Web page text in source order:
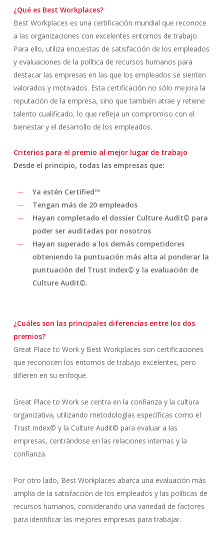
¿Qué es Best Workplaces?
Best Workplaces es una certificación mundial que reconoce
a las organizaciones con excelentes entornos de trabajo.
Para ello, utiliza encuestas de satisfacción de los empleados
y evaluaciones de la política de recursos humanos para
destacar las empresas en las que los empleados se sienten
valorados y motivados. Esta certificación no sólo mejora la
reputación de la empresa, sino que también atrae y retiene
talento cualificado, lo que refleja un compromiso con el
bienestar y el desarrollo de los empleados.
Criterios para el premio al mejor lugar de trabajo
Desde el principio, todas las empresas que:
Ya estén Certified™
Tengan más de 20 empleados
Hayan completado el dossier Culture Audit© para
poder ser auditadas por nosotros
Hayan superado a los demás competidores
obteniendo la puntuación más alta al ponderar la
puntuación del Trust Index© y la evaluación de
Culture Audit©.
¿Cuáles son las principales diferencias entre los dos
premios?
Great Place to Work y Best Workplaces son certificaciones
que reconocen los entornos de trabajo excelentes, pero
difieren en su enfoque.
Great Place to Work se centra en la confianza y la cultura
organizativa, utilizando metodologías específicas como el
Trust Index© y la Culture Audit© para evaluar a las
empresas, centrándose en las relaciones internas y la
confianza.
Por otro lado, Best Workplaces abarca una evaluación más
amplia de la satisfacción de los empleados y las políticas de
recursos humanos, considerando una variedad de factores
para identificar las mejores empresas para trabajar.